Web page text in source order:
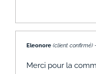
Eleonore (client confirmé)
Merci pour la